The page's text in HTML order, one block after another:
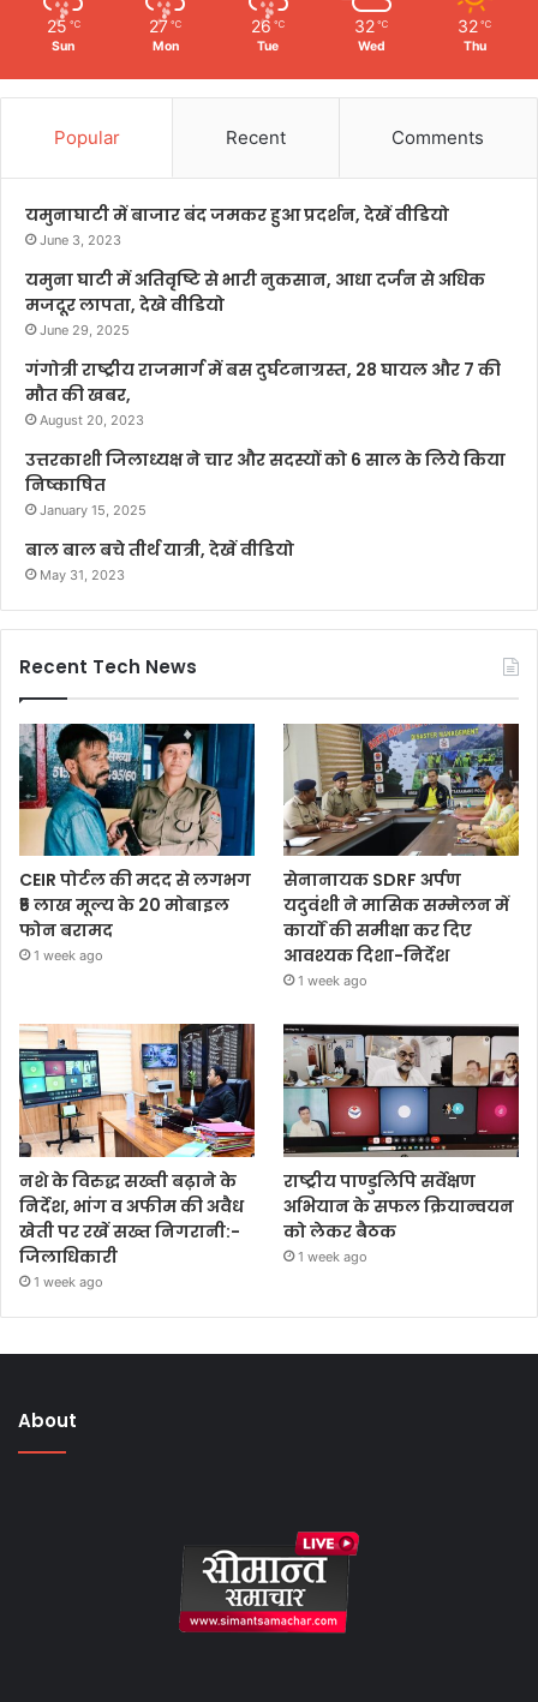
25 ℃
Sun
27 ℃
Mon
26 ℃
Tue
32 ℃
Wed
32 ℃
Thu
Popular Recent Comments
यमुनाघाटी में बाजार बंद जमकर हुआ प्रदर्शन, देखें वीडियो
June 3, 2023
यमुना घाटी में अतिवृष्टि से भारी नुकसान, आधा दर्जन से अधिक
मजदूर लापता, देखे वीडियो
June 29, 2025
गंगोत्री राष्ट्रीय राजमार्ग में बस दुर्घटनाग्रस्त, 28 घायल और 7 की
मौत की खबर,
August 20, 2023
उत्तरकाशी जिलाध्यक्ष ने चार और सदस्यों को 6 साल के लिये किया
निष्काषित
January 15, 2025
बाल बाल बचे तीर्थ यात्री, देखें वीडियो
May 31, 2023
Recent Tech News
CEIR पोर्टल की मदद से लगभग
₹5 लाख मूल्य के 20 मोबाइल
फोन बरामद
1 week ago
सेनानायक SDRF अर्पण
यदुवंशी ने मासिक सम्मेलन में
कार्यों की समीक्षा कर दिए
आवश्यक दिशा-निर्देश
1 week ago
नशे के विरुद्ध सख्ती बढ़ाने के
निर्देश, भांग व अफीम की अवैध
खेती पर रखें सख्त निगरानी:-
जिलाधिकारी
1 week ago
राष्ट्रीय पाण्डुलिपि सर्वेक्षण
अभियान के सफल क्रियान्वयन
को लेकर बैठक
1 week ago
About